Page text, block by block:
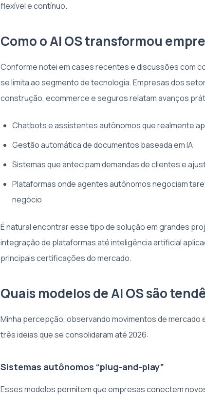
flexível e contínuo.
Como o AI OS transformou
Conforme notei em cases recentes e discussões com
se limita ao segmento de tecnologia. Empresas dos
construção, ecommerce e seguros relatam avanços
Chatbots e assistentes autônomos que realmente
Gestão automática de documentos baseada em IA
Sistemas que antecipam demandas de clientes e
Plataformas onde agentes autônomos negociam
negócio
É natural encontrar esse tipo de solução em grandes
integração de plataformas até inteligência artificial
principais certificações do mercado.
Quais modelos de AI OS são
Minha percepção, observando movimentos de
três ideias que se consolidaram até 2026:
Sistemas autônomos “plug-and-play”
Esses modelos permitem que empresas conectem